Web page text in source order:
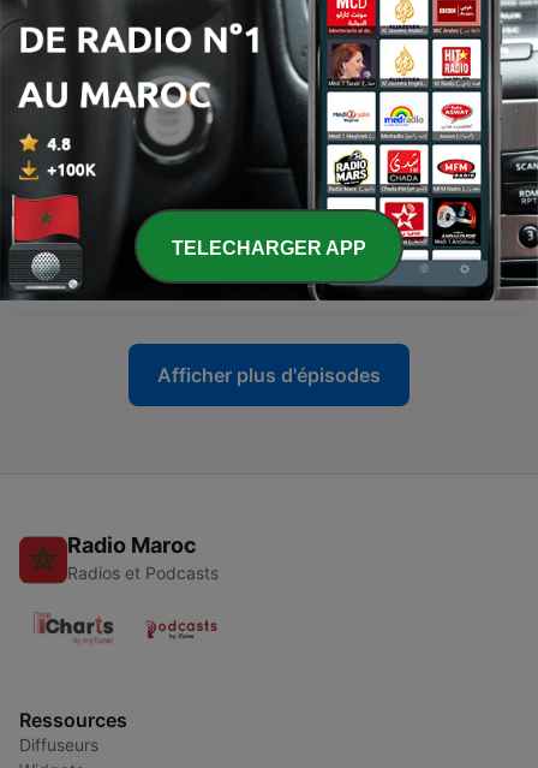
18 avr. 2020
283 -
Cnews FM #282: Sony skoncovalo s
Dualshockem, Lukáš šílí z HBO Go
11 avr. 2020
282 - Cnews FM #281: Jak přežít koronakrizi?
Vybudujte si zdravé návyky
28 mars 2020
281 - Cnews FM #280: Bude výkonnější PS5, nebo
XSX?
21 mars 2020
Afficher plus d'épisodes
Radio Maroc
Radios et Podcasts
Ressources
Diffuseurs
TELECHARGER APP